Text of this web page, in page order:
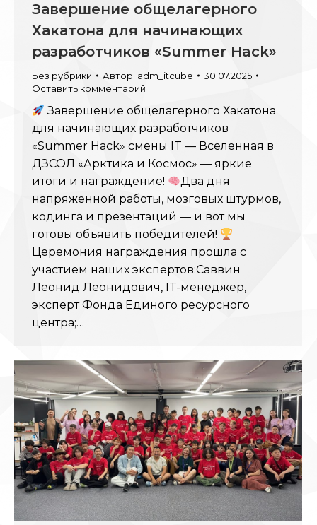
Завершение общелагерного
Хакатона для начинающих
разработчиков «Summer Hack»
Без рубрики Автор: adm_itcube
30.07.2025
Оставить комментарий
Завершение общелагерного Хакатона
для начинающих разработчиков
«Summer Hack» смены IT — Вселенная в
ДЗСОЛ «Арктика и Космос» — яркие
итоги и награждение!
Два дня
напряженной работы, мозговых штурмов,
кодинга и презентаций — и вот мы
готовы объявить победителей!
Церемония награждения прошла с
участием наших экспертов:Саввин
Леонид Леонидович, IT-менеджер,
эксперт Фонда Единого ресурсного
центра;…